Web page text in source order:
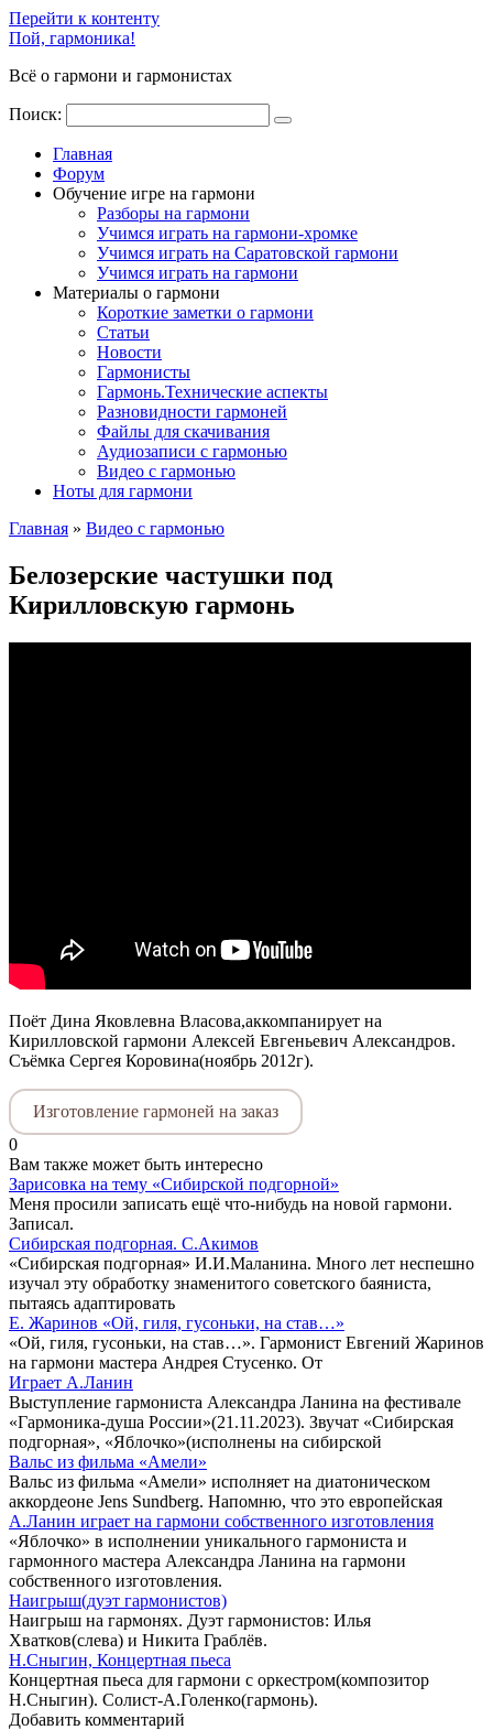
Перейти к контенту
Пой, гармоника!
Всё о гармони и гармонистах
Поиск:
Главная
Форум
Обучение игре на гармони
Разборы на гармони
Учимся играть на гармони-хромке
Учимся играть на Саратовской гармони
Учимся играть на гармони
Материалы о гармони
Короткие заметки о гармони
Cтатьи
Новости
Гармонисты
Гармонь.Технические аспекты
Разновидности гармоней
Файлы для скачивания
Аудиозаписи с гармонью
Видео с гармонью
Ноты для гармони
Главная » Видео с гармонью
Белозерские частушки под
Кирилловскую гармонь
Поёт Дина Яковлевна Власова,аккомпанирует на
Кирилловской гармони Алексей Евгеньевич Александров.
Съёмка Сергея Коровина(ноябрь 2012г).
Изготовление гармоней на заказ
0
Вам также может быть интересно
Зарисовка на тему «Сибирской подгорной»
Меня просили записать ещё что-нибудь на новой гармони.
Записал.
Сибирская подгорная. С.Акимов
«Сибирская подгорная» И.И.Маланина. Много лет неспешно
изучал эту обработку знаменитого советского баяниста,
пытаясь адаптировать
Е. Жаринов «Ой, гиля, гусоньки, на став…»
«Ой, гиля, гусоньки, на став…». Гармонист Евгений Жаринов
на гармони мастера Андрея Стусенко. От
Играет А.Ланин
Выступление гармониста Александра Ланина на фестивале
«Гармоника-душа России»(21.11.2023). Звучат «Сибирская
подгорная», «Яблочко»(исполнены на сибирской
Вальс из фильма «Амели»
Вальс из фильма «Амели» исполняет на диатоническом
аккордеоне Jens Sundberg. Напомню, что это европейская
А.Ланин играет на гармони собственного изготовления
«Яблочко» в исполнении уникального гармониста и
гармонного мастера Александра Ланина на гармони
собственного изготовления.
Наигрыш(дуэт гармонистов)
Наигрыш на гармонях. Дуэт гармонистов: Илья
Хватков(слева) и Никита Граблёв.
Н.Сныгин, Концертная пьеса
Концертная пьеса для гармони с оркестром(композитор
Н.Сныгин). Солист-А.Голенко(гармонь).
Добавить комментарий